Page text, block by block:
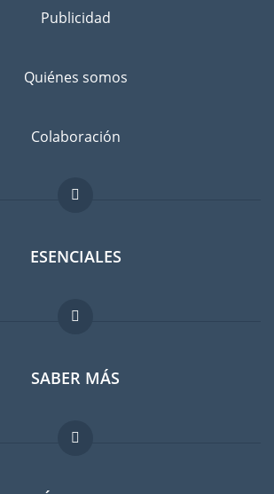
Publicidad
Quiénes somos
Colaboración
ESENCIALES
Foro para expatriados
Guia para expatriados
Trabajos en el extranjero
SABER MÁS
FAQ